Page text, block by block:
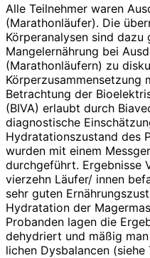
Alle Teilnehmer waren
(Marathonläufer). Die
Körperanalysen sind
Mangelernährung bei
(Marathonläufern) zu
Körperzusammensetzung
Betrachtung der
(BIVA) erlaubt durch
diagnostische
Hydratationszustand des
wurden mit einem
durchgeführt. Ergebnisse
vierzehn Läufer/ innen
sehr guten
Hydratation der
Probanden lagen die
dehydriert und mäßig
lichen Dysbalancen (siehe